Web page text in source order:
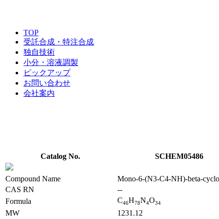
TOP
受託合成・特注合成
独自技術
小分・溶液調製
ピックアップ
お問い合わせ
会社案内
Catalog No. SCHEM05486
Compound Name
Mono-6-(N3-C4-NH)-beta-
CAS RN
--
Formula
C46H78N4O34
MW
1231.12